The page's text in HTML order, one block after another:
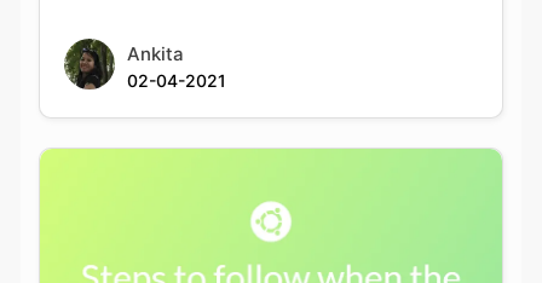
Ankita
02-04-2021